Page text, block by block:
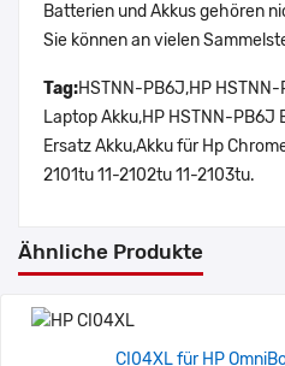
Batterien und Akkus gehören
Sie können an vielen
Tag:HSTNN-PB6J,HP
Laptop Akku,HP HSTNN-PB6J
Ersatz Akku,Akku für Hp
2101tu 11-2102tu 11-2103tu.
Ähnliche Produkte
CI04XL für HP